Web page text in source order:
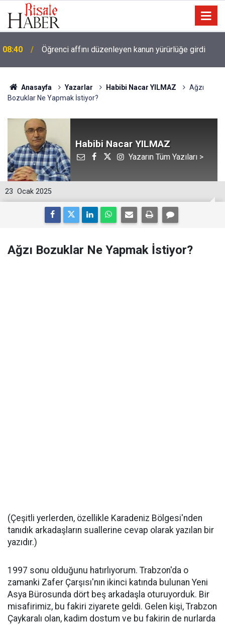
08:40 Öğrenci affını düzenleyen kanun yürürlüğe girdi
Anasayfa Yazarlar Habibi Nacar YILMAZ
Ağzı
Bozuklar Ne Yapmak İstiyor?
Habibi Nacar YILMAZ
Yazarın Tüm Yazıları >
23 Ocak 2025
Ağzı Bozuklar Ne Yapmak İstiyor?
(Çeşitli yerlerden, özellikle Karadeniz Bölgesi'nden
tanıdık arkadaşların suallerine cevap olarak yazılan bir
yazıdır.)
1997 sonu olduğunu hatırlıyorum. Trabzon'da o
zamanki Zafer Çarşısı'nın ikinci katında bulunan Yeni
Asya Bürosunda dört beş arkadaşla oturuyorduk. Bir
misafirimiz, bu fakiri ziyarete geldi. Gelen kişi, Trabzon
Çaykaralı olan, kadim dostum ve bu fakirin de nurlarda